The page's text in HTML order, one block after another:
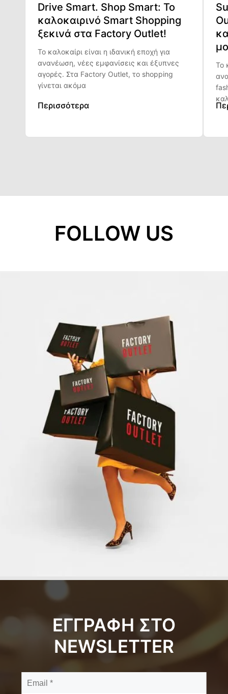
Drive Smart. Shop Smart: Το
καλοκαιρινό Smart Shopping
ξεκινά στα Factory Outlet!
Το καλοκαίρι είναι η ιδανική εποχή για
ανανέωση, νέες εμφανίσεις και έξυπνες
αγορές. Στα Factory Outlet, το shopping
γίνεται ακόμα
Περισσότερα
Το
FOLLOW US
ΕΓΓΡΑΦΗ ΣΤΟ
NEWSLETTER